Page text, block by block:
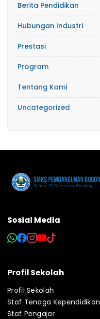
Berita Pendidikan
Hubungan Industri
Prestasi
Program
Tentang Kami
Uncategorized
Sosial Media
Profil Sekolah
Profil Sekolah
Staf Tenaga Kependidikan
Staf Pengajar